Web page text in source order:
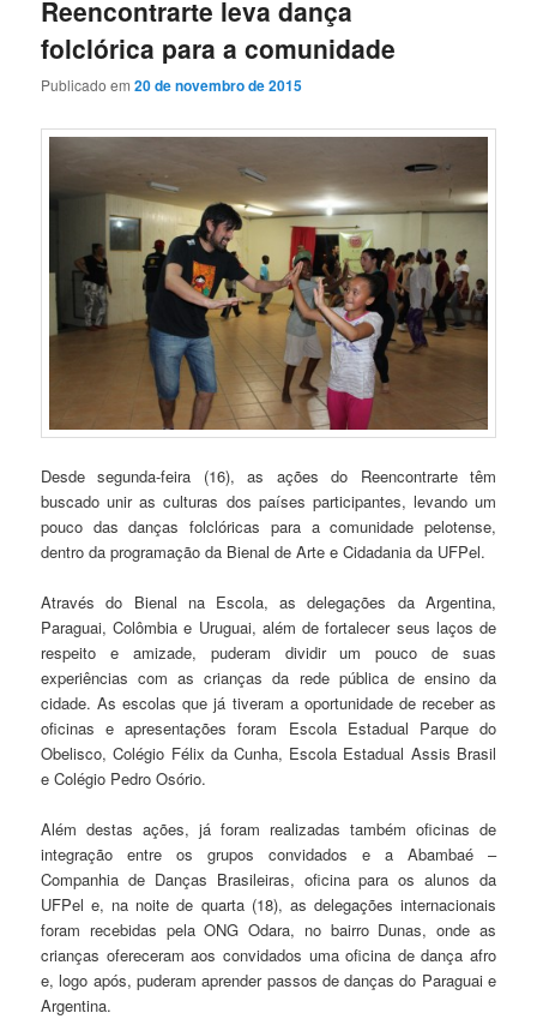
Reencontrarte leva dança
folclórica para a comunidade
Publicado em20 de novembro de 2015
Desde segunda-feira (16), as ações do Reencontrarte têm
buscado unir as culturas dos países participantes, levando um
pouco das danças folclóricas para a comunidade pelotense,
dentro da programação da Bienal de Arte e Cidadania da UFPel.
Através do Bienal na Escola, as delegações da Argentina,
Paraguai, Colômbia e Uruguai, além de fortalecer seus laços de
respeito e amizade, puderam dividir um pouco de suas
experiências com as crianças da rede pública de ensino da
cidade. As escolas que já tiveram a oportunidade de receber as
oficinas e apresentações foram Escola Estadual Parque do
Obelisco, Colégio Félix da Cunha, Escola Estadual Assis Brasil
e Colégio Pedro Osório.
Além destas ações, já foram realizadas também oficinas de
integração entre os grupos convidados e a Abambaé –
Companhia de Danças Brasileiras, oficina para os alunos da
UFPel e, na noite de quarta (18), as delegações internacionais
foram recebidas pela ONG Odara, no bairro Dunas, onde as
crianças ofereceram aos convidados uma oficina de dança afro
e, logo após, puderam aprender passos de danças do Paraguai e
Argentina.